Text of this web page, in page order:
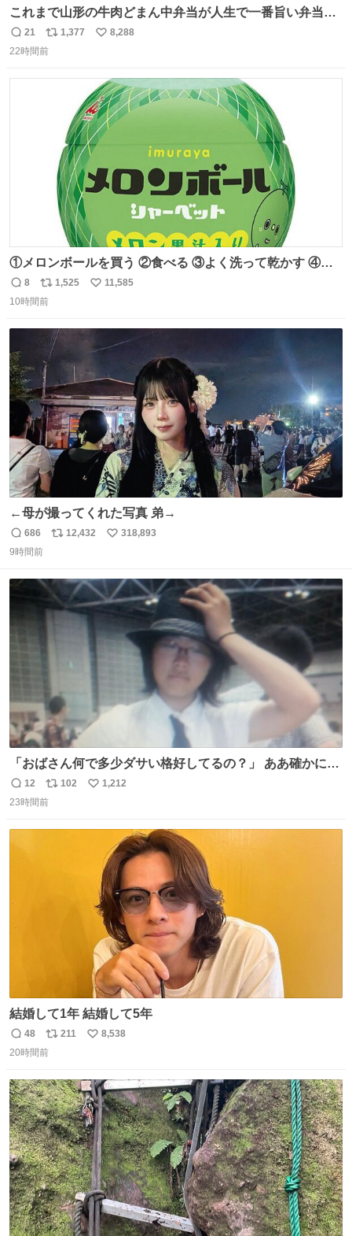
これまで山形の牛肉どまん中弁当が人生で一番旨い弁当だ
ったのだが、それを遥かに超える弁当発見。 個人的に駅弁
＆空弁ランキングぶっち切りで首位を独走しているお弁当
れてるクルーの方は駅での購入が断然オススメです👍 #え
んがわ明太寿司
返
信
21
リ
ポ
1,377
い
数
8,288
22時間前
①メロンボールを買う ②食べる ③よく洗って乾かす ④か
わいい
返
信
8
リ
ポ
数
1,525
い
数
11,585
10時間前
←母が撮ってくれた写真 弟→
返
信
686
リ
ト
数
12,432
い
数
318,893
9時間前
「おばさん何で多少ダサい格好してるの？」 ああ確かに多
少ダサいな。君達が大人になる時にはこんな格好しなくて
済むと良いな
返
信
12
リ
ポ
102
い
1,212
23時間前
結婚して1年 結婚して5年
返
信
48
リ
ポ
ト
数
211
い
数
8,538
20時間前